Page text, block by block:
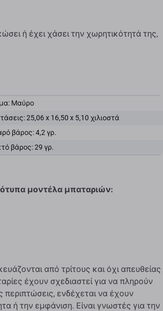
ή έχει χάσει την χωρητικότητά της,
Μαύρο
25,06 x 16,50 x 5,10 χιλιοστά
βάρος: 4,2 γρ.
βάρος: 29 γρ.
μοντέλα μπαταριών:
από τρίτους και όχι απευθείας
έχουν σχεδιαστεί για να πληρούν
περιπτώσεις, ενδέχεται να έχουν
ή την εμφάνιση. Είναι γνωστές για την